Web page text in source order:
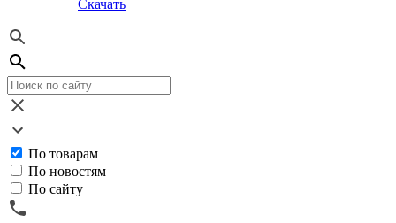
Скачать
По товарам
По новостям
По сайту